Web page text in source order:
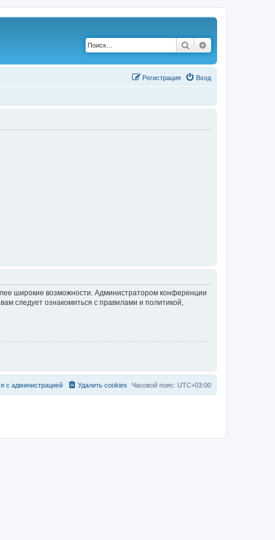
Поиск
Вход
Регистрация
широкие возможности. Администратором конференции
следует ознакомиться с правилами и политикой,
Часовой пояс: UTC+03:00
Удалить cookies
я с администрацией